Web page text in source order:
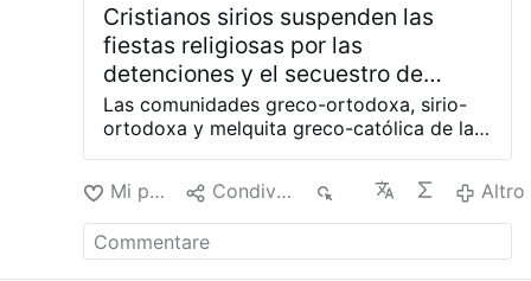
Cristianos sirios suspenden las
fiestas religiosas por las
detenciones y el secuestro de
miembros de la comunidad
Las comunidades greco-ortodoxa, sirio-
ortodoxa y melquita greco-católica de la
principales centros históricos del
cristianismo en el país, han suspendido
todas las celebraciones públicas previstas
para las principales festividades religiosas
Mi piace Condividere Altro